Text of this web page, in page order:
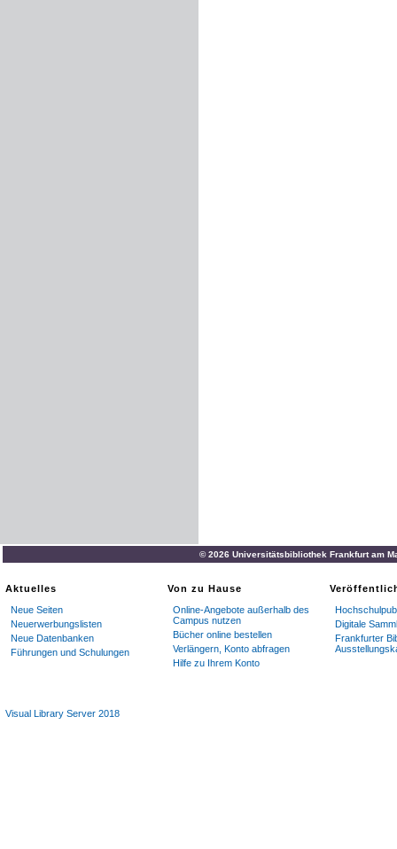
© 2026 Universitätsbibliothek Frankfurt am
Aktuelles
Neue Seiten
Neuerwerbungslisten
Neue Datenbanken
Führungen und Schulungen
Von zu Hause
Online-Angebote außerhalb des
Campus nutzen
Bücher online bestellen
Verlängern, Konto abfragen
Hilfe zu Ihrem Konto
Digitale
Frankfurter
Visual Library Server 2018